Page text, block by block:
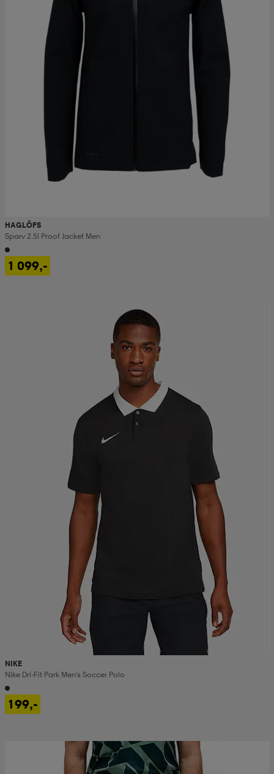
HAGLÖFS
Sparv 2.5l Proof Jacket Men
1 099,-
NIKE
Nike Dri-Fit Park Men's Soccer Polo
199,-